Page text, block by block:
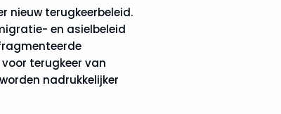
nieuw terugkeerbeleid.
en asielbeleid
terugkeer van
nadrukkelijker